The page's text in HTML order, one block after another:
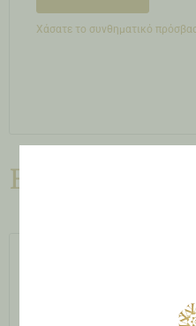
Χάσατε το συνθηματικό
Εγγραφή